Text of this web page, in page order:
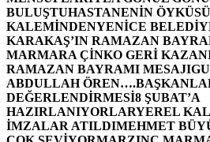
BULUŞTUHASTANENİN
KALEMİNDENYENİCE
KARAKAŞ’IN RAMAZAN
MARMARA ÇİNKO GERİ
RAMAZAN BAYRAMI MESAJI
ABDULLAH ÖREN….
DEĞERLENDİRMESİ8 ŞUBAT’A
HAZIRLANIYORLARYEREL
İMZALAR ATILDIMEHMET